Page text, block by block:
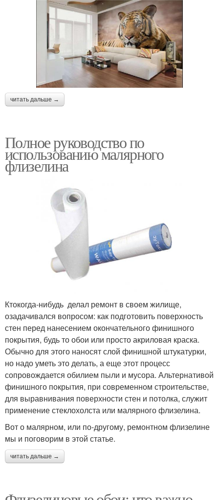
читать дальше →
Полное руководство по
использованию малярного
флизелина
Ктокогда-нибудь делал ремонт в своем жилище,
озадачивался вопросом: как подготовить поверхность
стен перед нанесением окончательного финишного
покрытия, будь то обои или просто акриловая краска.
Обычно для этого наносят слой финишной штукатурки,
но надо уметь это делать, а еще этот процесс
сопровождается обилием пыли и мусора. Альтернативой
финишного покрытия, при современном строительстве,
для выравнивания поверхности стен и потолка, служит
применение стеклохолста или малярного флизелина.
Вот о малярном, или по-другому, ремонтном флизелине
мы и поговорим в этой статье.
читать дальше →